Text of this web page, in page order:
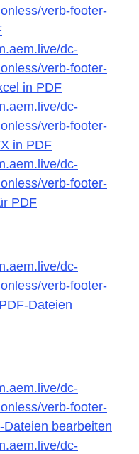
verb-footer-
dc-
verb-footer-
in PDF
dc-
verb-footer-
in PDF
dc-
verb-footer-
PDF
dc-
verb-footer-
PDF-Dateien
dc-
verb-footer-
Dateien bearbeiten
dc-